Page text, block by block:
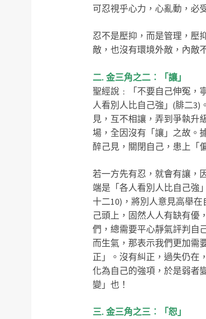
可忍視乎心力，心亂動，必
忍不是壓抑，而是管理，壓
敵，也沒有環境外敵，內敵
二. 金三角之二︰「讓」
聖經說﹕「不要自己伸冤，
人看別人比自己強」(腓二3)
見，互不相讓，弄到爭執升
場，全因沒有「讓」之故。
醉己見，關閉自己，患上「
若一方先有忍，就會有讓，
端是「各人看別人比自己強
十二10)，將別人意見高舉在
己頭上，固然人人有缺有優
們，總需要平心靜氣評判自
而生氣，那表示我們更加需
正」。沒有糾正，過失仍在
化為自己的強項，於是弱者
變」也！
三. 金三角之三︰「恕」